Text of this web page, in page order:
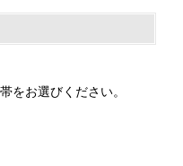
をお選びください。